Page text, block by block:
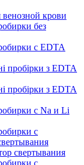
крови
без
с EDTA
пробірки з EDTA
пробірки з EDTA
с Na и Li
с
свертывания
с